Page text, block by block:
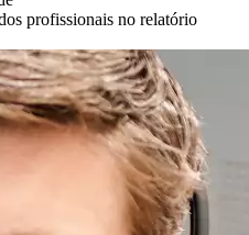
profissionais no relatório